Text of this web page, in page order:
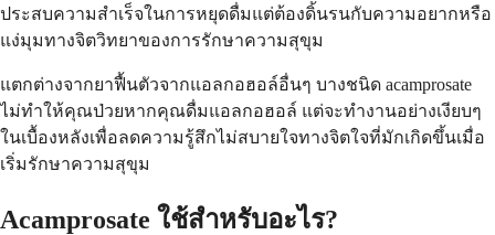
ประสบความสำเร็จในการหยุดดื่มแต่ต้องดิ้นรนกับความอยากหรือ
แง่มุมทางจิตวิทยาของการรักษาความสุขุม
แตกต่างจากยาฟื้นตัวจากแอลกอฮอล์อื่นๆ บางชนิด acamprosate
ไม่ทำให้คุณป่วยหากคุณดื่มแอลกอฮอล์ แต่จะทำงานอย่างเงียบๆ
ในเบื้องหลังเพื่อลดความรู้สึกไม่สบายใจทางจิตใจที่มักเกิดขึ้นเมื่อ
เริ่มรักษาความสุขุม
Acamprosate ใช้สำหรับอะไร?